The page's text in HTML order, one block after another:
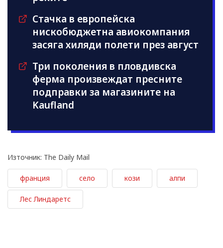
Стачка в европейска
нискобюджетна авиокомпания
засяга хиляди полети през август
Три поколения в пловдивска
ферма произвеждат пресните
подправки за магазините на
Kaufland
Източник: The Daily Mail
франция село кози алпи
Лес Линдаретс